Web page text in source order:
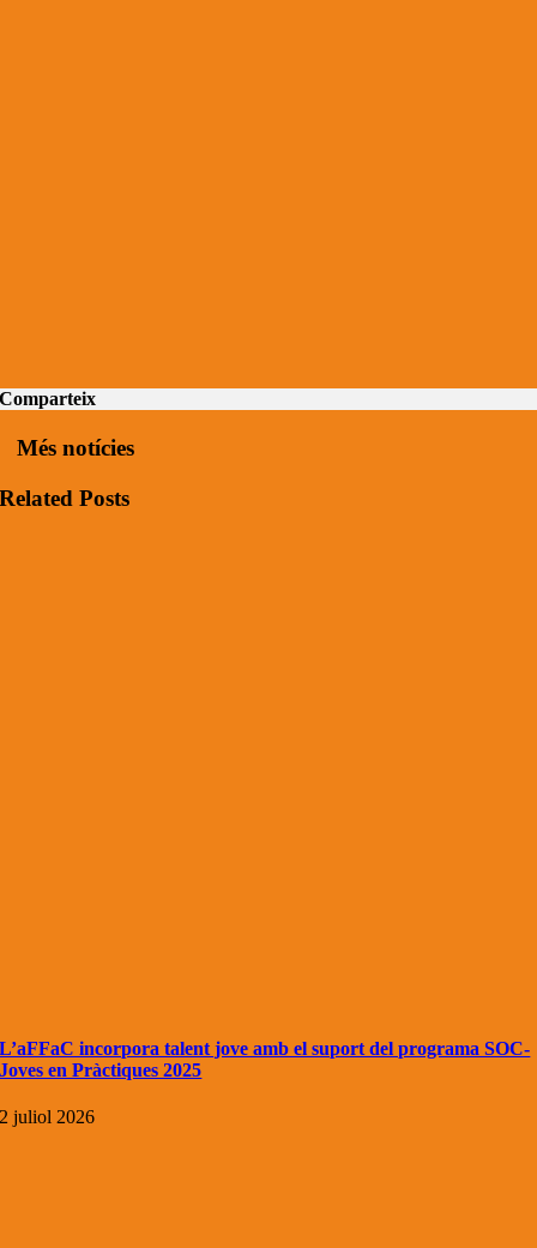
Comparteix
Més notícies
Related Posts
L’aFFaC incorpora talent jove amb el suport del programa SOC-
Joves en Pràctiques 2025
2 juliol 2026